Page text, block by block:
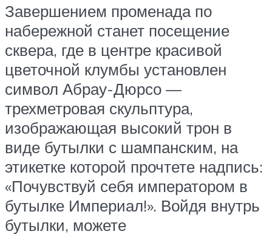
Завершением променада по
набережной станет посещение
сквера, где в центре красивой
цветочной клумбы установлен
символ Абрау-Дюрсо —
трехметровая скульптура,
изображающая высокий трон в
виде бутылки с шампанским, на
этикетке которой прочтете надпись:
«Почувствуй себя императором в
бутылке Империал!». Войдя внутрь
бутылки, можете